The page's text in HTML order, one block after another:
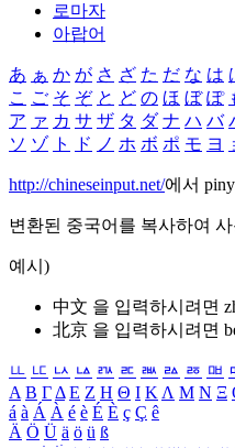
로마자
아랍어
あ ぁ か が さ ざ た だ な は
こ ご そ ぞ と ど の ほ ぼ ぽ
ア ァ カ サ ザ タ ダ ナ ハ バ
ソ ゾ ト ド ノ ホ ボ ポ モ ヨ
http://chineseinput.net/에서
변환된 중국어를 복사하여
예시)
中文 을 입력하시려면
北京 을 입력하시려면
ㅥ ㅦ ㅧ ㅨ ㅩ ㅪ ㅫ ㅬ ㅭ ㅮ
Α Β ΓΔ Ε Ζ Η Θ Ι ΚΛ Μ Ν Ξ
á à Á À é è É È ç Ç ê
Ä Ö Ü ä ö ü ß